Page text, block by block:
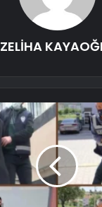
ZELİHA